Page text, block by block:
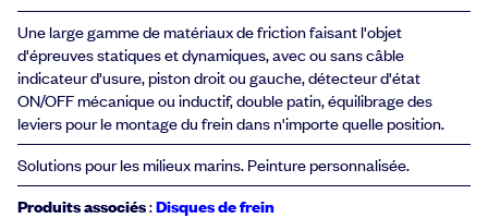
Une large gamme de matériaux de friction faisant l'objet
d'épreuves statiques et dynamiques, avec ou sans câble
indicateur d'usure, piston droit ou gauche, détecteur d'état
ON/OFF mécanique ou inductif, double patin, équilibrage des
leviers pour le montage du frein dans n'importe quelle position.
Solutions pour les milieux marins. Peinture personnalisée.
Produits associés:Disques de frein